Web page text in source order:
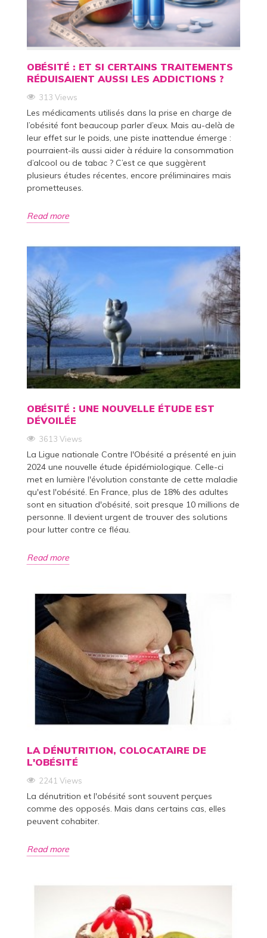
OBÉSITÉ : ET SI CERTAINS TRAITEMENTS
RÉDUISAIENT AUSSI LES ADDICTIONS ?
313 Views
Les médicaments utilisés dans la prise en charge de
l’obésité font beaucoup parler d’eux. Mais au-delà de
leur effet sur le poids, une piste inattendue émerge :
pourraient-ils aussi aider à réduire la consommation
d’alcool ou de tabac ? C’est ce que suggèrent
plusieurs études récentes, encore préliminaires mais
prometteuses.
Read more
OBÉSITÉ : UNE NOUVELLE ÉTUDE EST
DÉVOILÉE
3613 Views
La Ligue nationale Contre l'Obésité a présenté en juin
2024 une nouvelle étude épidémiologique. Celle-ci
met en lumière l'évolution constante de cette maladie
qu'est l'obésité. En France, plus de 18% des adultes
sont en situation d'obésité, soit presque 10 millions de
personne. Il devient urgent de trouver des solutions
pour lutter contre ce fléau.
Read more
LA DÉNUTRITION, COLOCATAIRE DE
L'OBÉSITÉ
2241 Views
La dénutrition et l'obésité sont souvent perçues
comme des opposés. Mais dans certains cas, elles
peuvent cohabiter.
Read more